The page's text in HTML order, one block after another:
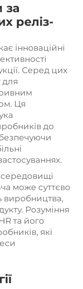
за
реліз-
інноваційні
Серед цих
для
Ця
до
може суттєво
виробництва,
Розуміння
та його
які